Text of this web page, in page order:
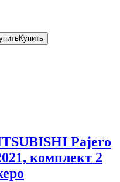
Купить
Pajero
комплект 2